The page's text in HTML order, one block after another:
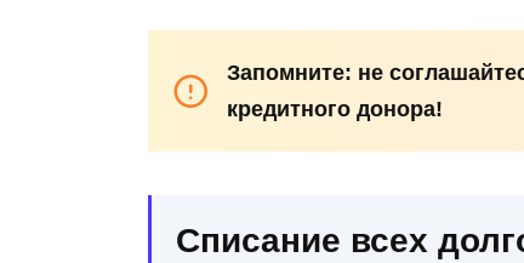
Запомните: не
кредитного донора!
Списание всех